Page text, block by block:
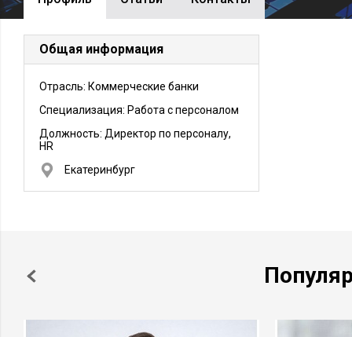
Общая информация
Отрасль: Коммерческие банки
Специализация: Работа с персоналом
Должность: Директор по персоналу,
HR
Екатеринбург